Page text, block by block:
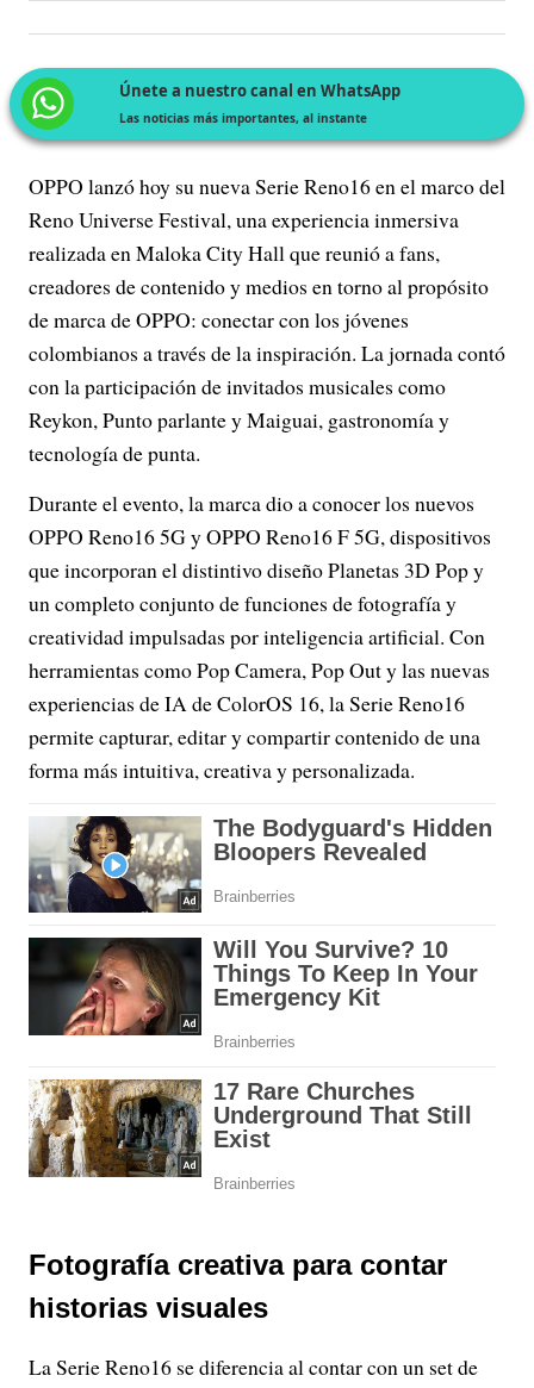
Únete a nuestro canal en WhatsApp
Las noticias más importantes, al instante
OPPO lanzó hoy su nueva Serie Reno16 en el marco del
Reno Universe Festival, una experiencia inmersiva
realizada en Maloka City Hall que reunió a fans,
creadores de contenido y medios en torno al propósito
de marca de OPPO: conectar con los jóvenes
colombianos a través de la inspiración. La jornada contó
con la participación de invitados musicales como
Reykon, Punto parlante y Maiguai, gastronomía y
tecnología de punta.
Durante el evento, la marca dio a conocer los nuevos
OPPO Reno16 5G y OPPO Reno16 F 5G, dispositivos
que incorporan el distintivo diseño Planetas 3D Pop y
un completo conjunto de funciones de fotografía y
creatividad impulsadas por inteligencia artificial. Con
herramientas como Pop Camera, Pop Out y las nuevas
experiencias de IA de ColorOS 16, la Serie Reno16
permite capturar, editar y compartir contenido de una
forma más intuitiva, creativa y personalizada.
Fotografía creativa para contar
historias visuales
La Serie Reno16 se diferencia al contar con un set de